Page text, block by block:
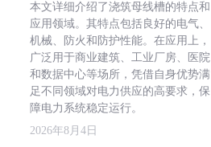
本文详细介绍了浇筑母线槽的特点和
应用领域。其特点包括良好的电气、
机械、防火和防护性能。在应用上，
广泛用于商业建筑、工业厂房、医院
和数据中心等场所，凭借自身优势满
足不同领域对电力供应的高要求，保
障电力系统稳定运行。
2026年8月4日